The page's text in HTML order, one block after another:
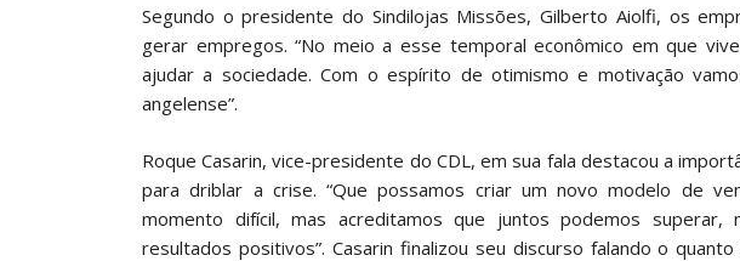
Segundo o presidente do Sindilojas Missões, Gilberto Aiolfi, os
gerar empregos. “No meio a esse temporal econômico em que
ajudar a sociedade. Com o espírito de otimismo e motivação
angelense”.
Roque Casarin, vice-presidente do CDL, em sua fala destacou a
para driblar a crise. “Que possamos criar um novo modelo de
momento difícil, mas acreditamos que juntos podemos superar,
resultados positivos”. Casarin finalizou seu discurso falando o